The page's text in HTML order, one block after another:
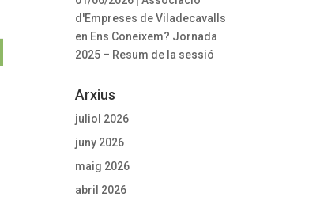
d'Empreses de Viladecavalls
en Ens Coneixem? Jornada
2025 – Resum de la sessió
Arxius
juliol 2026
juny 2026
maig 2026
abril 2026